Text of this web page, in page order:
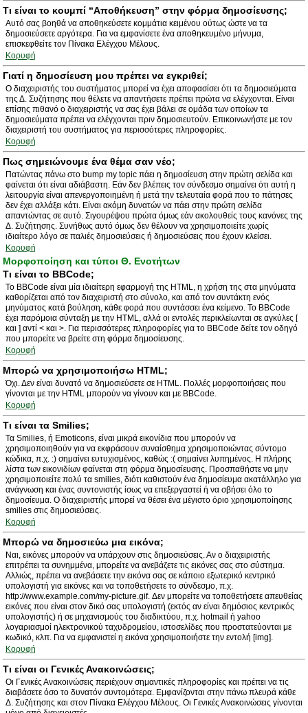
Τι είναι το κουμπί “Αποθήκευση” στην φόρμα δημοσίευσης;
Αυτό σας βοηθά να αποθηκεύσετε κομμάτια κειμένου ούτως ώστε να τα
δημοσιεύσετε αργότερα. Για να εμφανίσετε ένα αποθηκευμένο μήνυμα,
επισκεφθείτε τον Πίνακα Ελέγχου Μέλους.
Κορυφή
Γιατί η δημοσίευση μου πρέπει να εγκριθεί;
Ο διαχειριστής του συστήματος μπορεί να έχει αποφασίσει ότι τα δημοσιεύματα
της Δ. Συζήτησης που θέλετε να απαντήσετε πρέπει πρώτα να ελέγχονται. Είναι
επίσης πιθανό ο διαχειριστής να σας έχει βάλει σε ομάδα των οποίων τα
δημοσιεύματα πρέπει να ελέγχονται πριν δημοσιευτούν. Επικοινωνήστε με τον
διαχειριστή του συστήματος για περισσότερες πληροφορίες.
Κορυφή
Πως σημειώνουμε ένα θέμα σαν νέο;
Πατώντας πάνω στο bump my topic πάει η δημοσίευση στην πρώτη σελίδα και
φαίνεται ότι είναι αδιάβαστη. Εάν δεν βλέπεις τον σύνδεσμο σημαίνει ότι αυτή η
λειτουργία είναι απενεργοποιημένη ή μετά την τελευταία φορά που το πάτησες
δεν έχει αλλάξει κάτι. Είναι ακόμη δυνατών να πάει στην πρώτη σελίδα
απαντώντας σε αυτό. Σιγουρέψου πρώτα όμως εάν ακολουθείς τους κανόνες της
Δ. Συζήτησης. Συνήθως αυτό όμως δεν θέλουν να χρησιμοποιείτε χωρίς
ιδιαίτερο λόγο σε παλιές δημοσιεύσεις ή δημοσιεύσεις που έχουν κλείσει.
Κορυφή
Μορφοποίηση και τύποι Θ. Ενοτήτων
Τι είναι το BBCode;
Το BBCode είναι μία ιδιαίτερη εφαρμογή της HTML, η χρήση της στα μηνύματα
καθορίζεται από τον διαχειριστή στο σύνολο, και από τον συντάκτη ενός
μηνύματος κατά βούληση, κάθε φορά που συντάσσει ένα κείμενο. Το BBCode
έχει παρόμοια σύνταξη με την HTML, αλλά οι εντολές περικλείωνται σε αγκύλες [
και ] αντί < και >. Για περισσότερες πληροφορίες για το BBCode δείτε τον οδηγό
που μπορείτε να βρείτε στη φόρμα δημοσίευσης.
Κορυφή
Μπορώ να χρησιμοποιήσω HTML;
Όχι. Δεν είναι δυνατό να δημοσιεύσετε σε HTML. Πολλές μορφοποιήσεις που
γίνονται με την HTML μπορούν να γίνουν και με BBCode.
Κορυφή
Τι είναι τα Smilies;
Τα Smilies, ή Emoticons, είναι μικρά εικονίδια που μπορούν να
χρησιμοποιηθούν για να εκφράσουν συναίσθημα χρησιμοποιώντας σύντομο
κώδικα, π.χ. :) σημαίνει ευτυχισμένος, καθώς :( σημαίνει λυπημένος. Η πλήρης
λίστα των εικονιδίων φαίνεται στη φόρμα δημοσίευσης. Προσπαθήστε να μην
χρησιμοποιείτε πολύ τα smilies, διότι καθιστούν ένα δημοσίευμα ακατάλληλο για
ανάγνωση και ένας συντονιστής ίσως να επεξεργαστεί ή να σβήσει όλο το
δημοσίευμα. Ο διαχειριστής μπορεί να θέσει ένα μέγιστο όριο χρησιμοποίησης
smilies στις δημοσιεύσεις.
Κορυφή
Μπορώ να δημοσιεύω μια εικόνα;
Ναι, εικόνες μπορούν να υπάρχουν στις δημοσιεύσεις. Αν ο διαχειριστής
επιτρέπει τα συνημμένα, μπορείτε να ανεβάζετε τις εικόνες σας στο σύστημα.
Αλλιώς, πρέπει να ανεβάσετε την εικόνα σας σε κάποιο εξωτερικό κεντρικό
υπολογιστή για εικόνες και να τοποθετήσετε το σύνδεσμο, π.χ.
http://www.example.com/my-picture.gif. Δεν μπορείτε να τοποθετήσετε απευθείας
εικόνες που είναι στον δικό σας υπολογιστή (εκτός αν είναι δημόσιος κεντρικός
υπολογιστής) ή σε μηχανισμούς του διαδικτύου, π.χ. hotmail ή yahoo
λογαριασμοί ηλεκτρονικού ταχυδρομείου, ιστοσελίδες που προστατεύονται με
κωδικό, κλπ. Για να εμφανιστεί η εικόνα χρησιμοποιήστε την εντολή [img].
Κορυφή
Τι είναι οι Γενικές Ανακοινώσεις;
Οι Γενικές Ανακοινώσεις περιέχουν σημαντικές πληροφορίες και πρέπει να τις
διαβάσετε όσο το δυνατόν συντομότερα. Εμφανίζονται στην πάνω πλευρά κάθε
Δ. Συζήτησης και στον Πίνακα Ελέγχου Μέλους. Οι Γενικές Ανακοινώσεις γίνονται